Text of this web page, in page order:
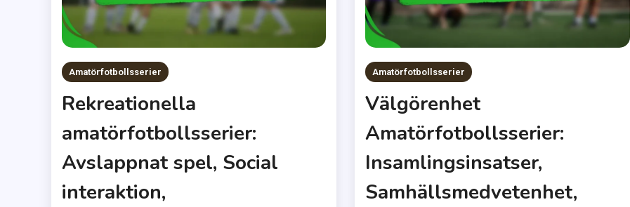
Amatörfotbollsserier
Rekreationella
amatörfotbollsserier:
Avslappnat spel, Social
interaktion,
Amatörfotbollsserier
Välgörenhet
Amatörfotbollsserier:
Insamlingsinsatser,
Samhällsmedvetenhet,